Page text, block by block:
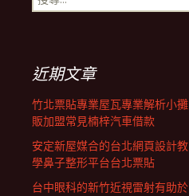
覽
列
尋
近期文章
竹北票貼專業屋瓦專業解析小攤
販加盟常見楠梓汽車借款
安定新屋媒合的台北網頁設計教
學鼻子整形平台台北票貼
台中眼科的新竹近視雷射有助於